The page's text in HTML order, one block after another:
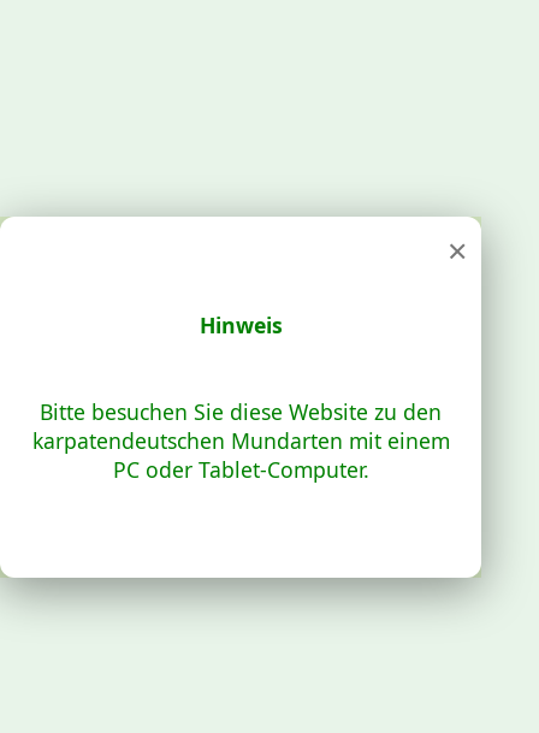
×
Hinweis
Bitte besuchen Sie diese Website zu den
karpatendeutschen Mundarten mit einem
PC oder Tablet-Computer.